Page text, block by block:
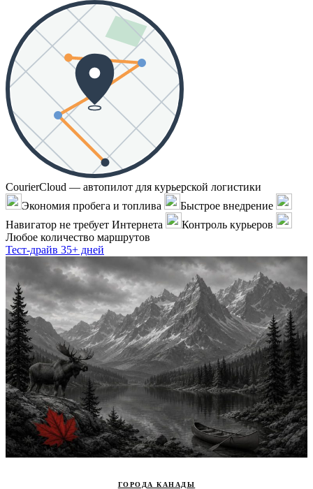
CourierCloud — автопилот для курьерской логистики
Экономия пробега и топлива
Быстрое внедрение
Навигатор не требует Интернета
Контроль курьеров
Любое количество маршрутов
Тест-драйв 35+ дней
ГОРОДА КАНАДЫ